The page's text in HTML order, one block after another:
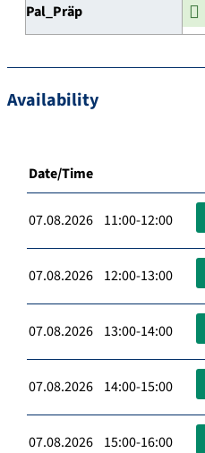
Pal_Präp
Availability
Date/Time
07.08.2026 11:00-12:00
07.08.2026 12:00-13:00
07.08.2026 13:00-14:00
07.08.2026 14:00-15:00
07.08.2026 15:00-16:00